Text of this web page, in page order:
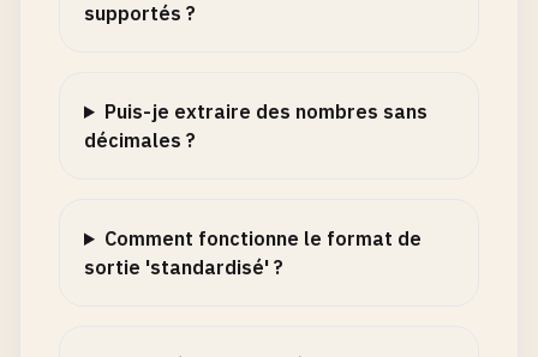
supportés ?
Puis-je extraire des nombres sans
décimales ?
Comment fonctionne le format de
sortie 'standardisé' ?